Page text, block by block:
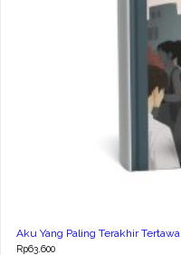
Aku Yang Paling Terakhir Tertawa
Rp63.600